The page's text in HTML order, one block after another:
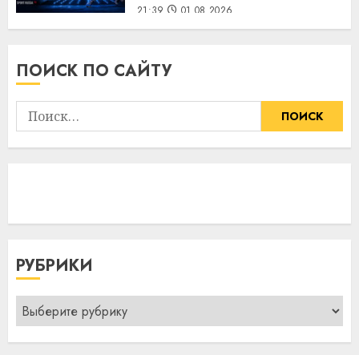
21:39 01.08.2026
ПОИСК ПО САЙТУ
Найти:
РУБРИКИ
Рубрики